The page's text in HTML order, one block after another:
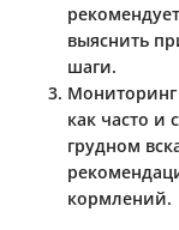
выяснить
шаги.
как часто и
грудном
кормлений.